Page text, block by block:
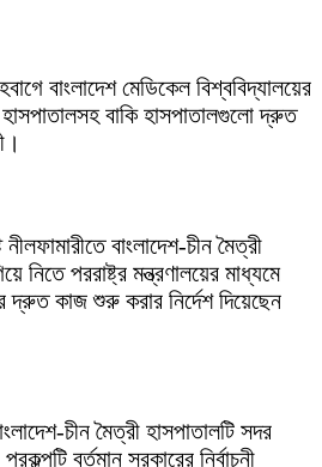
বাংলাদেশ মেডিকেল বিশ্ববিদ্যালয়ের
বাকি হাসপাতালগুলো দ্রুত
বাংলাদেশ-চীন মৈত্রী
নিতে পররাষ্ট্র মন্ত্রণালয়ের মাধ্যমে
দ্রুত কাজ শুরু করার নির্দেশ দিয়েছেন
চীন মৈত্রী হাসপাতালটি সদর
বর্তমান সরকারের নির্বাচনী